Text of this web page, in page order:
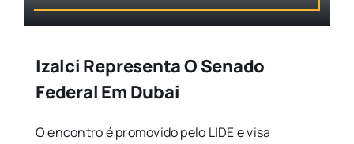
Izalci Representa O Senado
Federal Em Dubai
O encontro é promovido pelo LIDE e visa